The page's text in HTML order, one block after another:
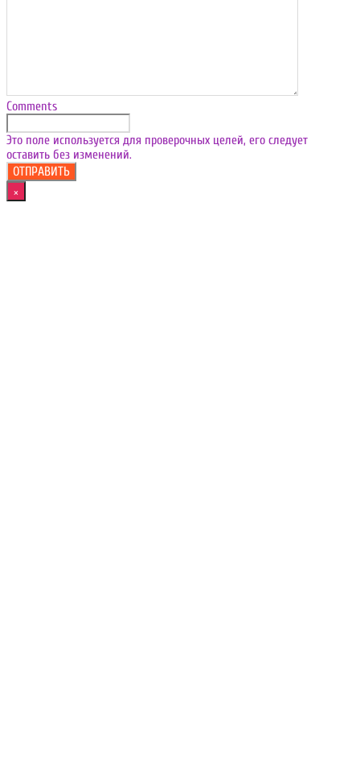
Comments
Это поле используется для проверочных целей, его следует
оставить без изменений.
×